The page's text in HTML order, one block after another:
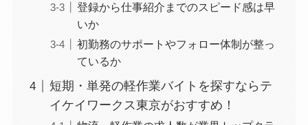
登録から仕事紹介までのスピード感は早
いか
初勤務のサポートやフォロー体制が整っ
ているか
短期・単発の軽作業バイトを探すならテ
イケイワークス東京がおすすめ！